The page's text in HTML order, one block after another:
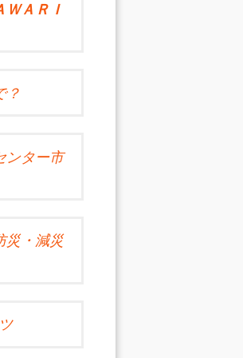
ＷＡＲＩ
？
ンター市
災・減災